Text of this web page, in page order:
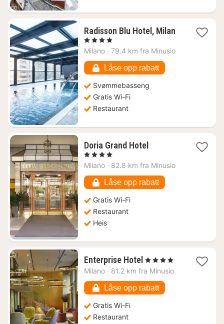
Radisson Blu Hotel, Milan1
fra
, 4 Stjerner
Milano · 79.4 km fra Minusio
Låse opp rabatt
Svømmebasseng
Gratis Wi-Fi
Restaurant
Doria Grand Hotel1
fra
kr.
, 4 Stjerner
Milano · 82.8 km fra Minusio
Låse opp rabatt
Gratis Wi-Fi
Restaurant
Heis
Enterprise Hotel 1
natt
1069
kr.
, 4 Stjerner
Milano · 81.2 km fra Minusio
Låse opp rabatt
Gratis Wi-Fi
Restaurant